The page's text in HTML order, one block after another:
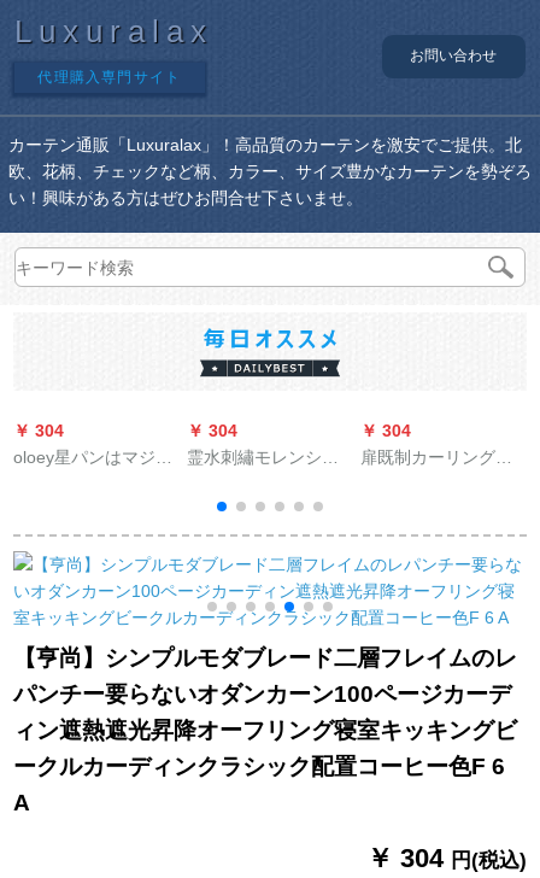
Luxuralax
代理購入専門サイト
お問い合わせ
カーテン通販「Luxuralax」！高品質のカーテンを激安でご提供。北
欧、花柄、チェックなど柄、カラー、サイズ豊かなカーテンを勢ぞろ
い！興味がある方はぜひお問合せ下さいませ。
￥ 304
oloey星パンはマジッ
羽音ネットの红姫系
寝室をイントストと
します。カータース
タッドは幅が1.5*2(短
いしてもいいです。)
面の魔青フーは星で
す。
￥ 304
霊水刺繡モレンシン
质感ティファ格子カ
ーン寝室书房ベルン
ダンスト材质扫き出
窓窓既制カルテーァ
ン灰色カーテーン
￥ 304
扉既制カーリングリ
厚くて手オーダカー
ターテテテン寝室リ
ビリングホーテベル
ダー短カータテテン
半カーン遮光カーン
花瓶青イ3メトル幅*
高さ2.3パンチ1枚
【亨尚】シンプルモダブレード二層フレイムのレ
パンチー要らないオダンカーン100ページカーデ
ィン遮熱遮光昇降オーフリング寝室キッキングビ
ークルカーディンクラシック配置コーヒー色F 6
A
￥ 304 円(税込)